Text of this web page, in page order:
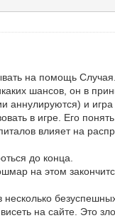
на помощь Случая.
шансов, он в
аннулируются) и игра
в игре. Его
влияет на
до конца.
на этом
на сайте. Это